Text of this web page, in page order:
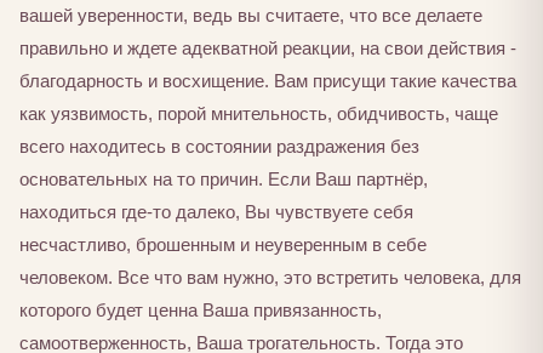
вашей уверенности, ведь вы считаете, что все делаете
правильно и ждете адекватной реакции, на свои действия -
благодарность и восхищение. Вам присущи такие качества
как уязвимость, порой мнительность, обидчивость, чаще
всего находитесь в состоянии раздражения без
основательных на то причин. Если Ваш партнёр,
находиться где-то далеко, Вы чувствуете себя
несчастливо, брошенным и неуверенным в себе
человеком. Все что вам нужно, это встретить человека, для
которого будет ценна Ваша привязанность,
самоотверженность, Ваша трогательность. Тогда это